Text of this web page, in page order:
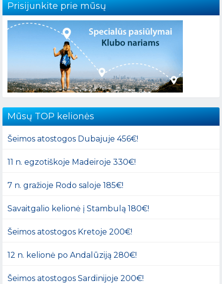
Prisijunkite prie mūsų
Mūsų TOP kelionės
Šeimos atostogos Dubajuje 456€!
11 n. egzotiškoje Madeiroje 330€!
7 n. gražioje Rodo saloje 185€!
Savaitgalio kelionė į Stambulą 180€!
Šeimos atostogos Kretoje 200€!
12 n. kelionė po Andalūziją 280€!
Šeimos atostogos Sardinijoje 200€!